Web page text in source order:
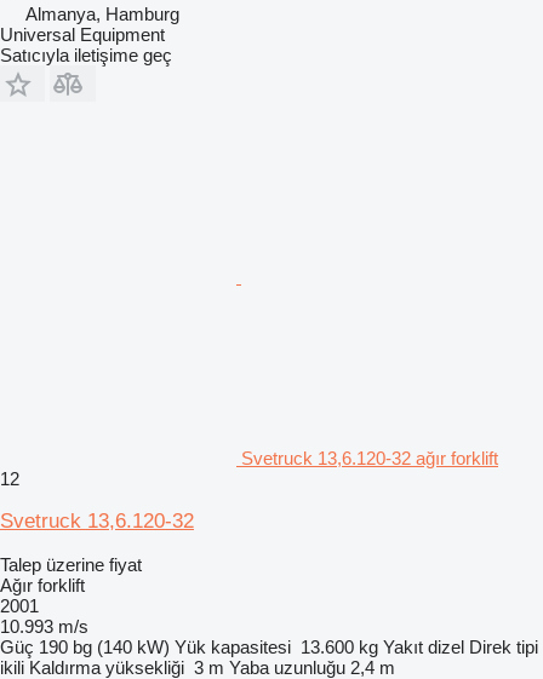
Almanya, Hamburg
Universal Equipment
Satıcıyla iletişime geç
Svetruck 13,6.120-32 ağır forklift
12
Svetruck 13,6.120-32
Talep üzerine fiyat
Ağır forklift
2001
10.993 m/s
Güç 190 bg (140 kW) Yük kapasitesi 13.600 kg Yakıt dizel Direk tipi
ikili Kaldırma yüksekliği 3 m Yaba uzunluğu 2,4 m